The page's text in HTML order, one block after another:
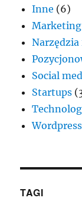
Inne (6)
Marketing
Narzędzia
Social
Startups
Wordpress
TAGI